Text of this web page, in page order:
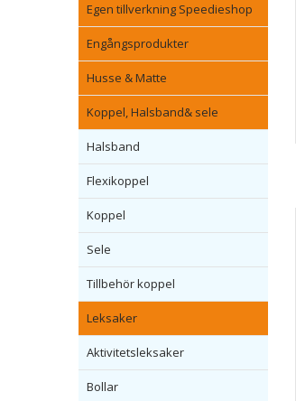
Egen tillverkning Speedieshop
Engångsprodukter
Husse & Matte
Koppel, Halsband& sele
Halsband
Flexikoppel
Koppel
Sele
Tillbehör koppel
Leksaker
Aktivitetsleksaker
Bollar